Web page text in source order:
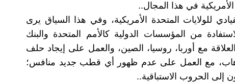
في هذا المجال..
للولايات المتحدة الأمريكية، وفي هذا السياق يرى
من المؤسسات الدولية كالأمم المتحدة والبنك
مع أوربا، روسيا، الصين، والعمل على إيجاد حلف
مع العمل على عدم ظهور أي قطب جديد منافس؛
إلى الحروب الاستباقية..